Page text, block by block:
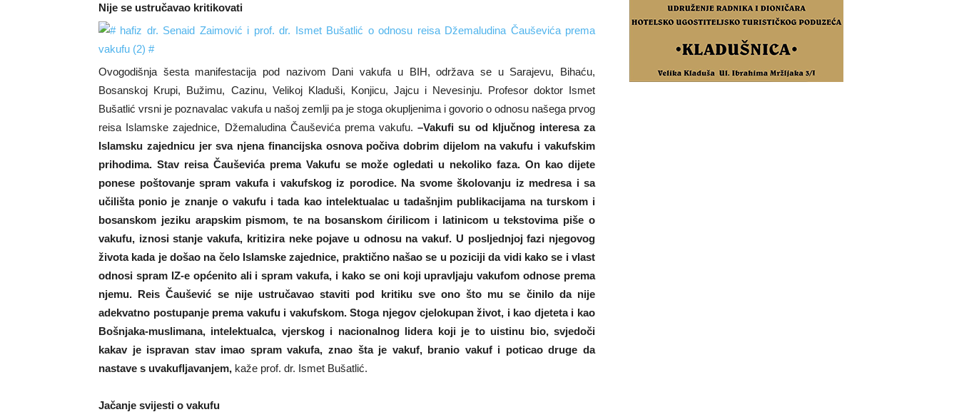
Nije se ustručavao kritikovati
Ovogodišnja šesta manifestacija pod nazivom Dani vakufa u BIH, održava se u Sarajevu, Bihaću,
Bosanskoj Krupi, Bužimu, Cazinu, Velikoj Kladuši, Konjicu, Jajcu i Nevesinju. Profesor doktor Ismet
Bušatlić vrsni je poznavalac vakufa u našoj zemlji pa je stoga okupljenima i govorio o odnosu našega prvog
reisa Islamske zajednice, Džemaludina Čauševića prema vakufu.–Vakufi su od ključnog interesa za
Islamsku zajednicu jer sva njena financijska osnova počiva dobrim dijelom na vakufu i vakufskim
prihodima. Stav reisa Čauševića prema Vakufu se može ogledati u nekoliko faza. On kao dijete
ponese poštovanje spram vakufa i vakufskog iz porodice. Na svome školovanju iz medresa i sa
učilišta ponio je znanje o vakufu i tada kao intelektualac u tadašnjim publikacijama na turskom i
bosanskom jeziku arapskim pismom, te na bosanskom ćirilicom i latinicom u tekstovima piše o
vakufu, iznosi stanje vakufa, kritizira neke pojave u odnosu na vakuf. U posljednjoj fazi njegovog
života kada je došao na čelo Islamske zajednice, praktično našao se u poziciji da vidi kako se i vlast
odnosi spram IZ-e općenito ali i spram vakufa, i kako se oni koji upravljaju vakufom odnose prema
njemu. Reis Čaušević se nije ustručavao staviti pod kritiku sve ono što mu se činilo da nije
adekvatno postupanje prema vakufu i vakufskom. Stoga njegov cjelokupan život, i kao djeteta i kao
Bošnjaka-muslimana, intelektualca, vjerskog i nacionalnog lidera koji je to uistinu bio, svjedoči
kakav je ispravan stav imao spram vakufa, znao šta je vakuf, branio vakuf i poticao druge da
nastave s uvakufljavanjem, kaže prof. dr. Ismet Bušatlić.
Jačanje svijesti o vakufu